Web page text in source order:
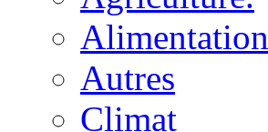
Alimentation
Autres
Climat